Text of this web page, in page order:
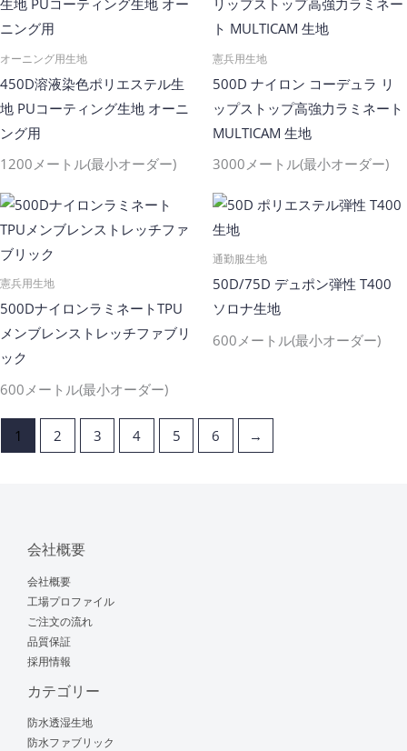
オーニング用生地
450D溶液染色ポリエステル生
地 PUコーティング生地 オーニ
ング用
1200メートル(最小オーダー)
憲兵用生地
500D ナイロン コーデュラ リ
ップストップ高強力ラミネート
MULTICAM 生地
3000メートル(最小オーダー)
憲兵用生地
500DナイロンラミネートTPU
メンブレンストレッチファブリ
ック
600メートル(最小オーダー)
通勤服生地
50D/75D デュポン弾性 T400
ソロナ生地
600メートル(最小オーダー)
1 2 3 4 5 6 →
会社概要
会社概要
工場プロファイル
ご注文の流れ
品質保証
採用情報
カテゴリー
防水透湿生地
防水ファブリック